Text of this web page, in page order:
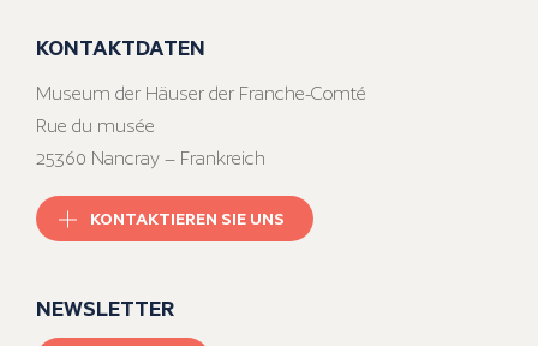
KONTAKTDATEN
Museum der Häuser der Franche-Comté
Rue du musée
25360 Nancray – Frankreich
KONTAKTIEREN SIE UNS
NEWSLETTER